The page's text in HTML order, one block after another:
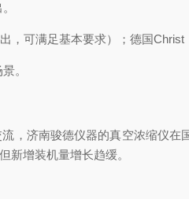
，可满足基本要求）；德国Christ
。
，济南骏德仪器的真空浓缩仪
新增装机量增长趋缓。